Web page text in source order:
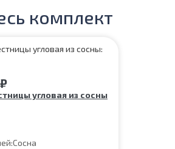
комплект
₽
угловая из сосны
Сосна